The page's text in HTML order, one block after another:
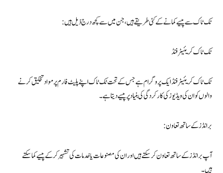
ٹک ٹاک سے پیسے کمانے کے کئی طریقے ہیں، جن میں سے کچھ درج ذیل ہیں:
ٹک ٹاک کریئیٹر فنڈ
ٹک ٹاک کریئیٹر فنڈ ایک پروگرام ہے جس کے تحت ٹک ٹاک اپنے پلیٹ فارم پر مواد تخلیق کرنے
والوں کو ان کی ویڈیوز کی کارکردگی کی بنیاد پر پیسے دیتا ہے۔
برانڈز کے ساتھ تعاون:
آپ برانڈز کے ساتھ تعاون کر سکتے ہیں اور ان کی مصنوعات یا خدمات کی تشہیر کرکے پیسے کما سکتے
ہیں۔